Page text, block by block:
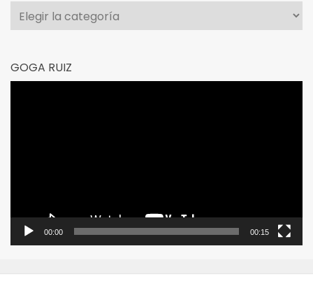
Categorías
GOGA RUIZ
00:00 00:15